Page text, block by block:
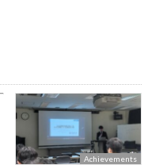
Achievements